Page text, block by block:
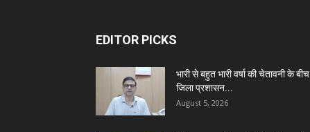
EDITOR PICKS
भारी से बहुत भारी वर्षा की चेतावनी के बीच
जिला प्रशासन...
August 5, 2026